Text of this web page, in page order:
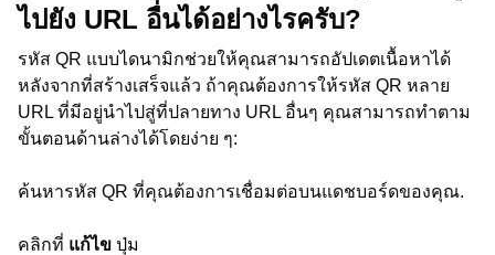
ไปยัง URL อื่นได้อย่างไรครับ?
รหัส QR แบบไดนามิกช่วยให้คุณสามารถอัปเดตเนื้อหาได้
หลังจากที่สร้างเสร็จแล้ว ถ้าคุณต้องการให้รหัส QR หลาย
URL ที่มีอยู่นำไปสู่ที่ปลายทาง URL อื่นๆ คุณสามารถทำตาม
ขั้นตอนด้านล่างได้โดยง่าย ๆ:
ค้นหารหัส QR ที่คุณต้องการเชื่อมต่อบนแดชบอร์ดของคุณ.
คลิกที่ แก้ไข ปุ่ม